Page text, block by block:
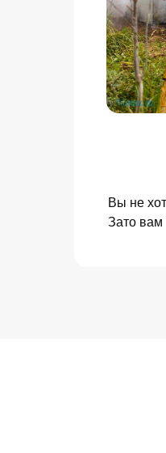
Вы не
Зато вам